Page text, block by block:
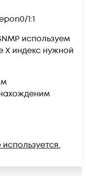
1:1
используем
X индекс нужной
и нахожденим